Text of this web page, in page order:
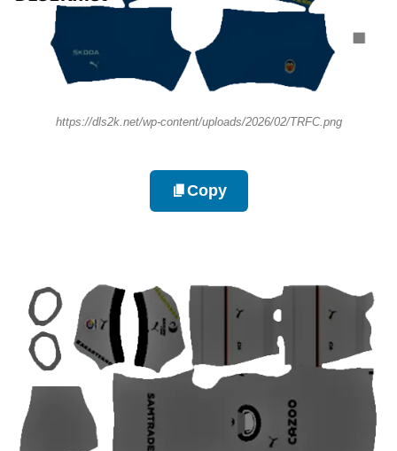
https://dls2k.net/wp-content/uploads/2026/02/TRFC.png
Copy